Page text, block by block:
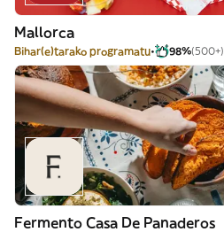
Mallorca
Bihar(e)tarako programatu 98%(500+)
Fermento Casa De Panaderos